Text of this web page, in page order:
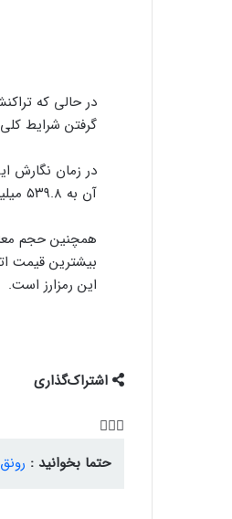
در حالی که
گرفتن شرایط
آن به ۵۳۹.۸ میلیارد دلار رسیده است.
این رمزارز است.
اشتراک‌گذاری
حتما بخوانید :